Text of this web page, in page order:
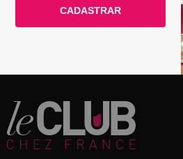
Le Club >CADASTRAR